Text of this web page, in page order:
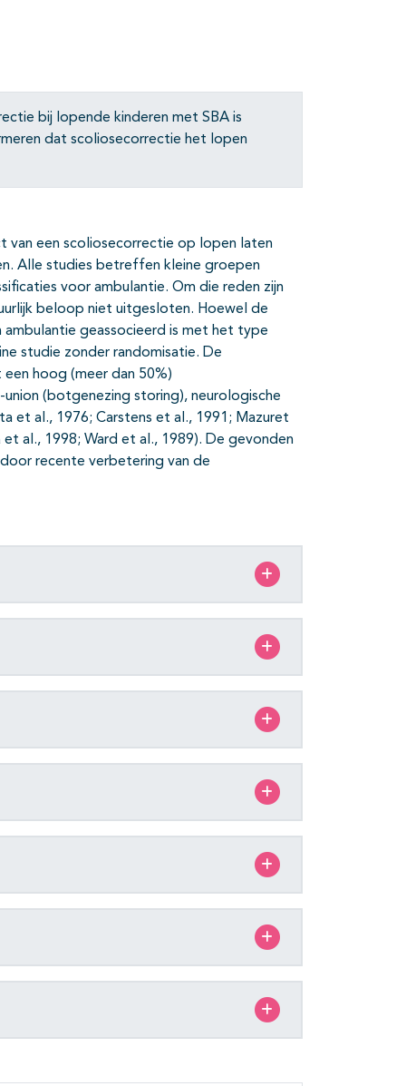
bij lopende kinderen met SBA is
dat scoliosecorrectie het lopen
van een scoliosecorrectie op lopen laten
Alle studies betreffen kleine groepen
voor ambulantie. Om die reden zijn
beloop niet uitgesloten. Hoewel de
geassocieerd is met het type
studie zonder randomisatie. De
hoog (meer dan 50%)
(botgenezing storing), neurologische
et al., 1976; Carstens et al., 1991; Mazuret
al., 1998; Ward et al., 1989). De gevonden
recente verbetering van de